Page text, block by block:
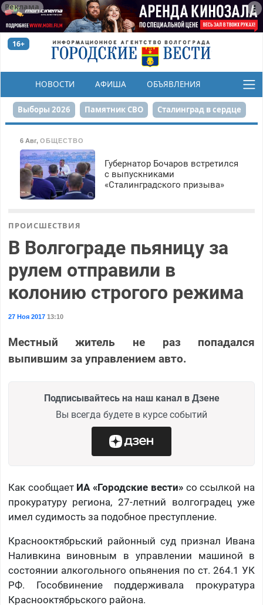
Реклама
16+
НОВОСТИ АФИША ОБЪЯВЛЕНИЯ
КОНКУРСЫ
Выборы 2026 Памятник СВО Сталинград в сердце
Реконструкция ЦПКиО На службе городу
80-летие Победы Парк Героев-летчиков
6 Авг, ОБЩЕСТВО
Губернатор Бочаров встретился
с выпускниками
«Сталинградского призыва»
ПРОИСШЕСТВИЯ
В Волгограде пьяницу за
рулем отправили в
колонию строгого режима
27 Ноя 201713:10
Местный житель не раз попадался
выпившим за управлением авто.
Подписывайтесь на наш канал в Дзене
Вы всегда будете в курсе событий
Как сообщает ИА «Городские вести»со ссылкой на
прокуратуру региона, 27-летний волгоградец уже
имел судимость за подобное преступление.
Краснооктябрьский районный суд признал Ивана
Наливкина виновным в управлении машиной в
состоянии алкогольного опьянения по ст. 264.1 УК
РФ. Гособвинение поддерживала прокуратура
Краснооктябрьского района.